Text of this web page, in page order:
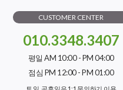
CUSTOMER CENTER
010.3348.3407
평일 AM 10:00 - PM 04:00
점심 PM 12:00 - PM 01:00